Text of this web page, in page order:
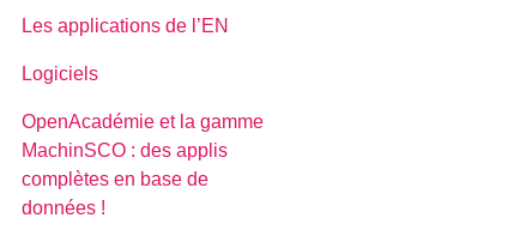
Les applications de l’EN
Logiciels
OpenAcadémie et la gamme
MachinSCO : des applis
complètes en base de
données !